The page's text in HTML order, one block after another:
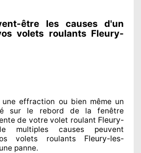
être les causes d'un
volets roulants Fleury-
une effraction ou bien même un
sur le rebord de la fenêtre
de votre volet roulant Fleury-
multiples causes peuvent
volets roulants Fleury-les-
une panne.